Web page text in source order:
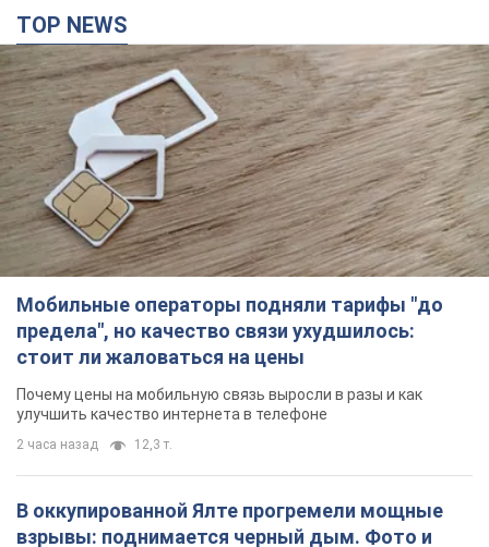
TOP NEWS
Мобильные операторы подняли тарифы "до
предела", но качество связи ухудшилось:
стоит ли жаловаться на цены
Почему цены на мобильную связь выросли в разы и как
улучшить качество интернета в телефоне
2 часа назад 12,3 т.
В оккупированной Ялте прогремели мощные
взрывы: поднимается черный дым. Фото и